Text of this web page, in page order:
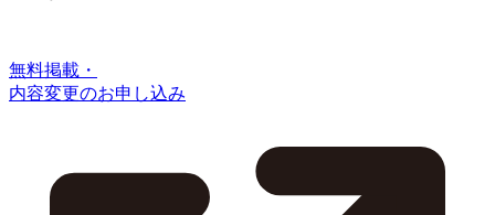
無料掲載・
内容変更のお申し込み